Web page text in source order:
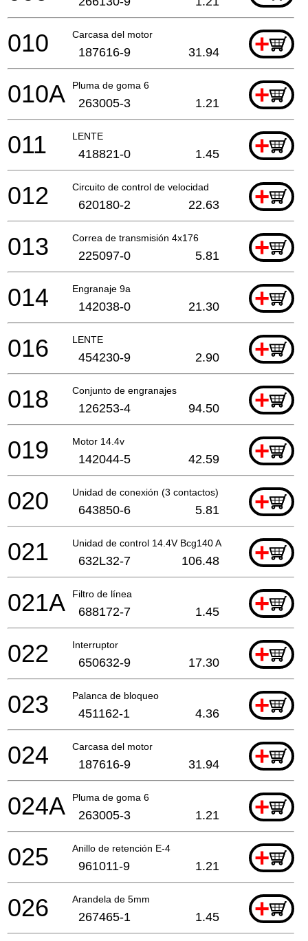
Carcasa del motor +
010 187616-9 31.94
Pluma de goma 6 +
010A 263005-3 1.21
LENTE +
011 418821-0 1.45
Circuito de control de velocidad +
012 620180-2 22.63
Correa de transmisión 4x176 +
013 225097-0 5.81
Engranaje 9a +
014 142038-0 21.30
LENTE +
016 454230-9 2.90
Conjunto de engranajes +
018 126253-4 94.50
Motor 14.4v +
019 142044-5 42.59
Unidad de conexión (3 contactos) +
020 643850-6 5.81
Unidad de control 14.4V Bcg140 A +
021 632L32-7 106.48
Filtro de línea +
021A 688172-7 1.45
Interruptor +
022 650632-9 17.30
Palanca de bloqueo +
023 451162-1 4.36
Carcasa del motor +
024 187616-9 31.94
Pluma de goma 6 +
024A 263005-3 1.21
Anillo de retención E-4 +
025 961011-9 1.21
Arandela de 5mm +
026 267465-1 1.45